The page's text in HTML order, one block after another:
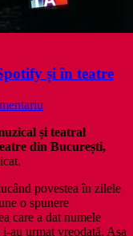
și în teatre
și teatral
din București,
povestea în zilele
o spunere
care a dat numele
au urmat vreodată. Așa